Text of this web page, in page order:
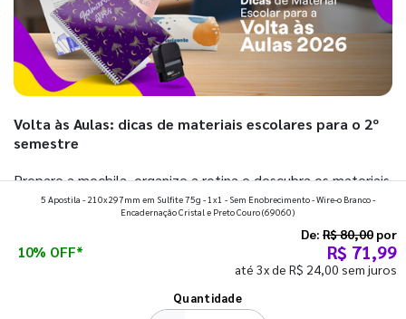
Volta às Aulas: dicas de materiais escolares para o 2º
semestre
Prepare a mochila, organize a rotina e descubra os materiais
que fazem toda diferença para começar o segundo
5 Apostila - 210x297mm em Sulfite 75g - 1x1 - Sem Enobrecimento - Wire-o Branco -
Encadernação Cristal e Preto Couro(69060)
10% OFF*
De: R$ 80,00 por
R$ 71,99
até 3x de R$ 24,00 sem juros
Quantidade